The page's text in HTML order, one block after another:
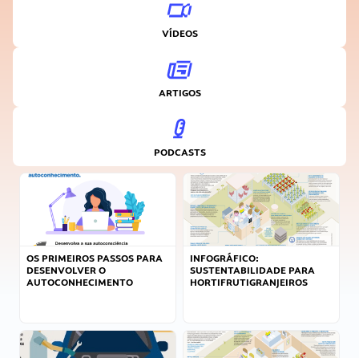
VÍDEOS
ARTIGOS
PODCASTS
OS PRIMEIROS PASSOS PARA
DESENVOLVER O
AUTOCONHECIMENTO
INFOGRÁFICO:
SUSTENTABILIDADE PARA
HORTIFRUTIGRANJEIROS